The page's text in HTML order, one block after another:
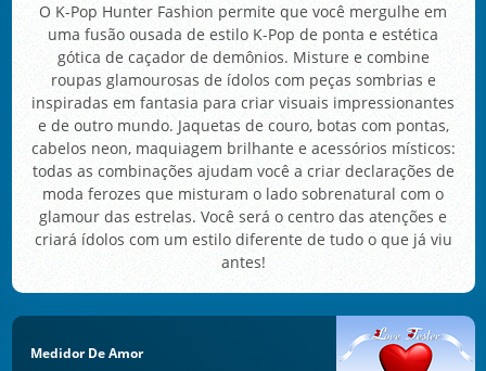
O K-Pop Hunter Fashion permite que você mergulhe em
uma fusão ousada de estilo K-Pop de ponta e estética
gótica de caçador de demônios. Misture e combine
roupas glamourosas de ídolos com peças sombrias e
inspiradas em fantasia para criar visuais impressionantes
e de outro mundo. Jaquetas de couro, botas com pontas,
cabelos neon, maquiagem brilhante e acessórios místicos:
todas as combinações ajudam você a criar declarações de
moda ferozes que misturam o lado sobrenatural com o
glamour das estrelas. Você será o centro das atenções e
criará ídolos com um estilo diferente de tudo o que já viu
antes!
Medidor De Amor